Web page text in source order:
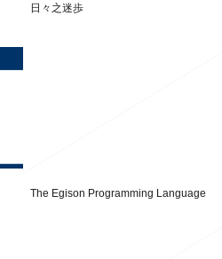
日々之迷歩
The Egison Programming Language